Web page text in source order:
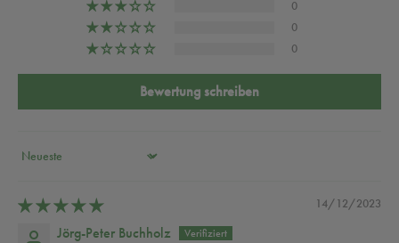
0
0
0
Bewertung schreiben
Sort by
14/12/2023
Jörg-Peter Buchholz